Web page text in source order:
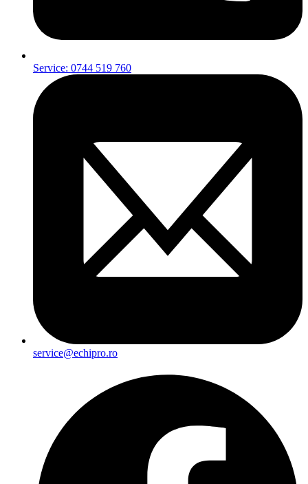
Service: 0744 519 760
service@echipro.ro